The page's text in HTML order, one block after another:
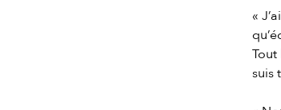
«
suis